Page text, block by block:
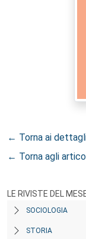
← Torna ai
← Torna agli
LE RIVISTE DEL
SOCIOLOGIA
STORIA